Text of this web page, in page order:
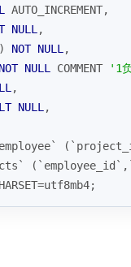
AUTO_INCREMENT,
NULL ,
) NOT NULL ,
NOT NULL COMMENT
'1
,
NULL ,
=utf8mb4;